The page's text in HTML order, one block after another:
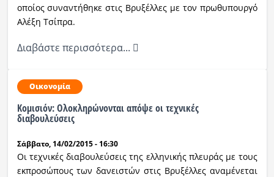
Εκπομπές
οποίος συναντήθηκε στις Βρυξέλλες με τον πρωθυπουργό
Αλέξη Τσίπρα.
Διαβάστε περισσότερα...
Οικονομία
Κομισιόν: Ολοκληρώνονται απόψε οι τεχνικές
διαβουλεύσεις
Σάββατο, 14/02/2015 - 16:30
Οι τεχνικές διαβουλεύσεις της ελληνικής πλευράς με τους
εκπροσώπους των δανειστών στις Βρυξέλλες αναμένεται